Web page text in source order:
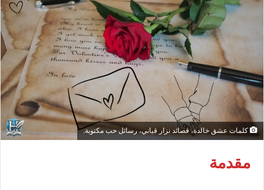
كلمات عشق خالدة، قصائد نزار قباني، رسائل حب مكتوبة.
مقدمة